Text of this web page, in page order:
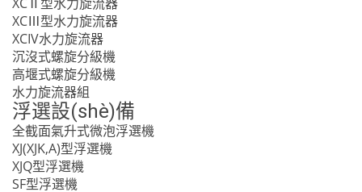
XCⅢ型水力旋流器
XCIV水力旋流器
沉沒式螺旋分級機
高堰式螺旋分級機
水力旋流器組
浮選設(shè)備
全截面氣升式微泡浮選機
XJ(XJK,A)型浮選機
XJQ型浮選機
SF型浮選機